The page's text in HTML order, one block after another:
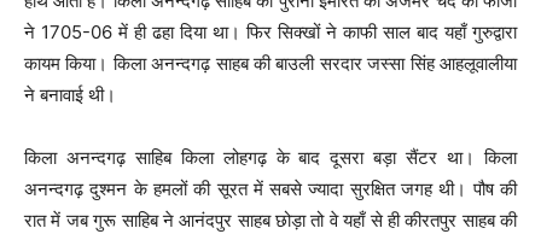
ने 1705-06 में ही ढहा दिया था। फिर सिक्खों ने काफी साल बाद यहाँ गुरुद्वारा
कायम किया। किला अनन्दगढ़ साहब की बाउली सरदार जस्सा सिंह आहलूवालीया
ने बनावाई थी।
किला अनन्दगढ़ साहिब किला लोहगढ़ के बाद दूसरा बड़ा सैंटर था। किला
अनन्दगढ़ दुश्मन के हमलों की सूरत में सबसे ज्यादा सुरक्षित जगह थी। पौष की
रात में जब गुरू साहिब ने आनंदपुर साहब छोड़ा तो वे यहाँ से ही कीरतपुर साहब की